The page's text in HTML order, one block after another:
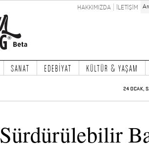
HAKKIMIZDA İLETİŞİM
SANAT EDEBİYAT KÜLTÜR & YAŞAM
24 OCAK,
Sürdürülebilir